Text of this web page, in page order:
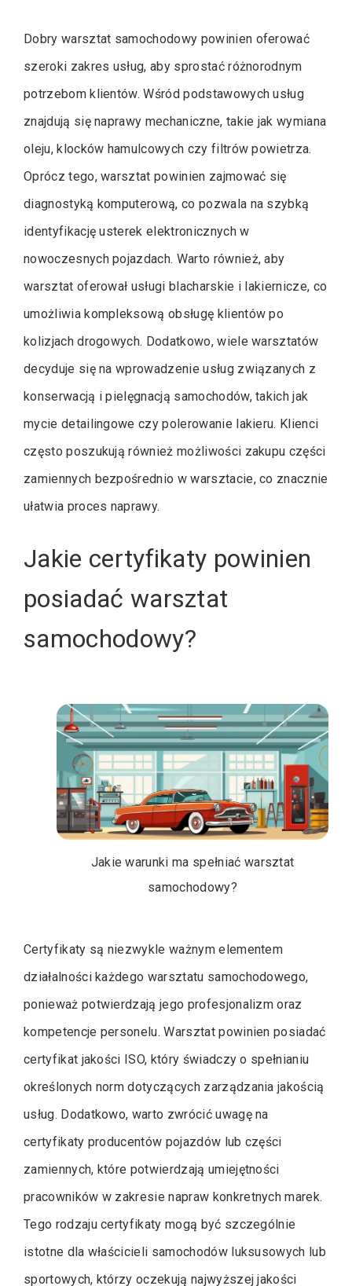
Dobry warsztat samochodowy powinien oferować
szeroki zakres usług, aby sprostać różnorodnym
potrzebom klientów. Wśród podstawowych usług
znajdują się naprawy mechaniczne, takie jak wymiana
oleju, klocków hamulcowych czy filtrów powietrza.
Oprócz tego, warsztat powinien zajmować się
diagnostyką komputerową, co pozwala na szybką
identyfikację usterek elektronicznych w
nowoczesnych pojazdach. Warto również, aby
warsztat oferował usługi blacharskie i lakiernicze, co
umożliwia kompleksową obsługę klientów po
kolizjach drogowych. Dodatkowo, wiele warsztatów
decyduje się na wprowadzenie usług związanych z
konserwacją i pielęgnacją samochodów, takich jak
mycie detailingowe czy polerowanie lakieru. Klienci
często poszukują również możliwości zakupu części
zamiennych bezpośrednio w warsztacie, co znacznie
ułatwia proces naprawy.
Jakie certyfikaty powinien
posiadać warsztat
samochodowy?
Jakie warunki ma spełniać warsztat
samochodowy?
Certyfikaty są niezwykle ważnym elementem
działalności każdego warsztatu samochodowego,
ponieważ potwierdzają jego profesjonalizm oraz
kompetencje personelu. Warsztat powinien posiadać
certyfikat jakości ISO, który świadczy o spełnianiu
określonych norm dotyczących zarządzania jakością
usług. Dodatkowo, warto zwrócić uwagę na
certyfikaty producentów pojazdów lub części
zamiennych, które potwierdzają umiejętności
pracowników w zakresie napraw konkretnych marek.
Tego rodzaju certyfikaty mogą być szczególnie
istotne dla właścicieli samochodów luksusowych lub
sportowych, którzy oczekują najwyższej jakości